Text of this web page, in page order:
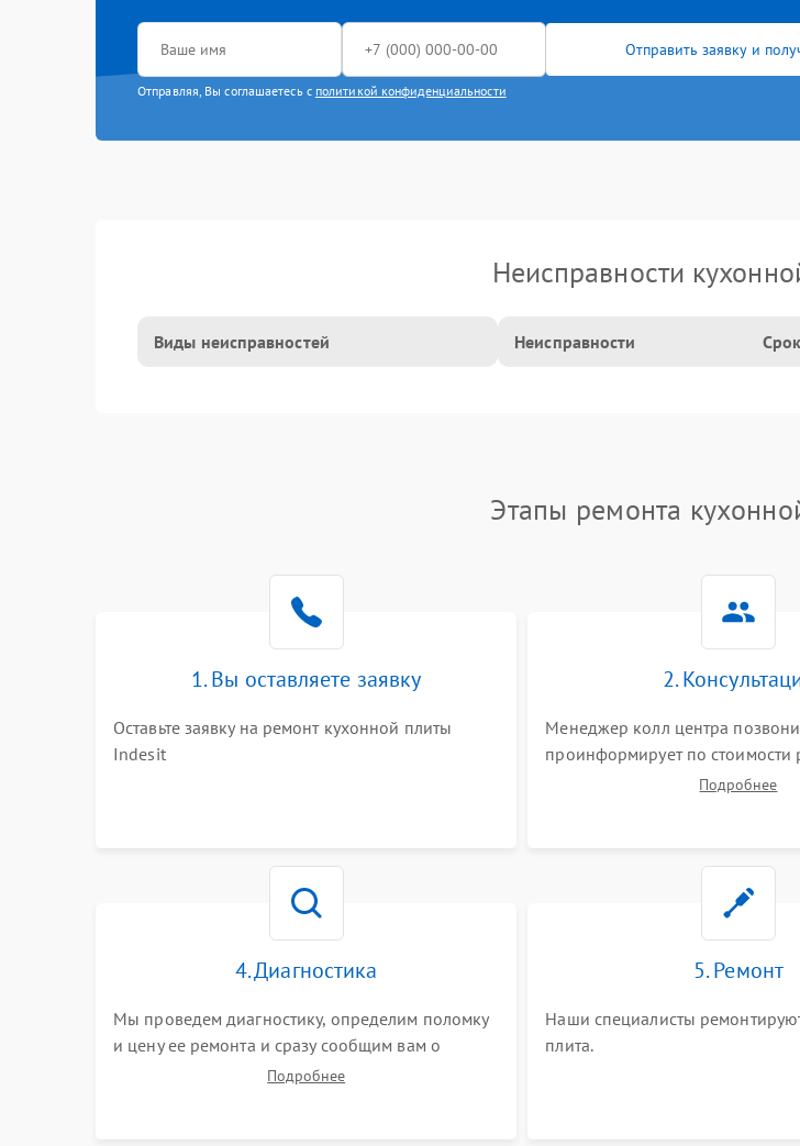
Отправить заявку и
Отправляя, Вы соглашаетесь с политикой конфиденциальности
Неисправности
Виды неисправностей Неисправности Срок
Этапы ремонта
1. Вы оставляете заявку
Оставьте заявку на ремонт кухонной плиты
Indesit
2.
Менеджер колл центра
проинформирует по стоимости
кухонной плиты а такжеПодробнее
4. Диагностика
Мы проведем диагностику, определим поломку
и цену ее ремонта и сразу сообщим вам о
сроках ее устраненияПодробнее
5. Ремонт
Наши специалисты
плита.